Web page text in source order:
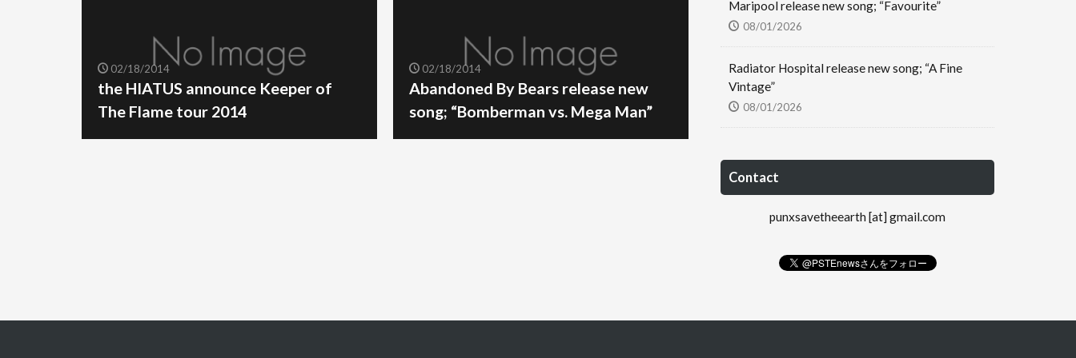
02/18/2014
the HIATUS announce Keeper of
The Flame tour 2014
02/18/2014
Abandoned By Bears release new
song; “Bomberman vs. Mega Man”
Maripool release new song; “Favourite”
08/01/2026
Radiator Hospital release new song; “A Fine
Vintage”
08/01/2026
Contact
punxsavetheearth [at] gmail.com